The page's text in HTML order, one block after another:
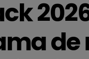
de